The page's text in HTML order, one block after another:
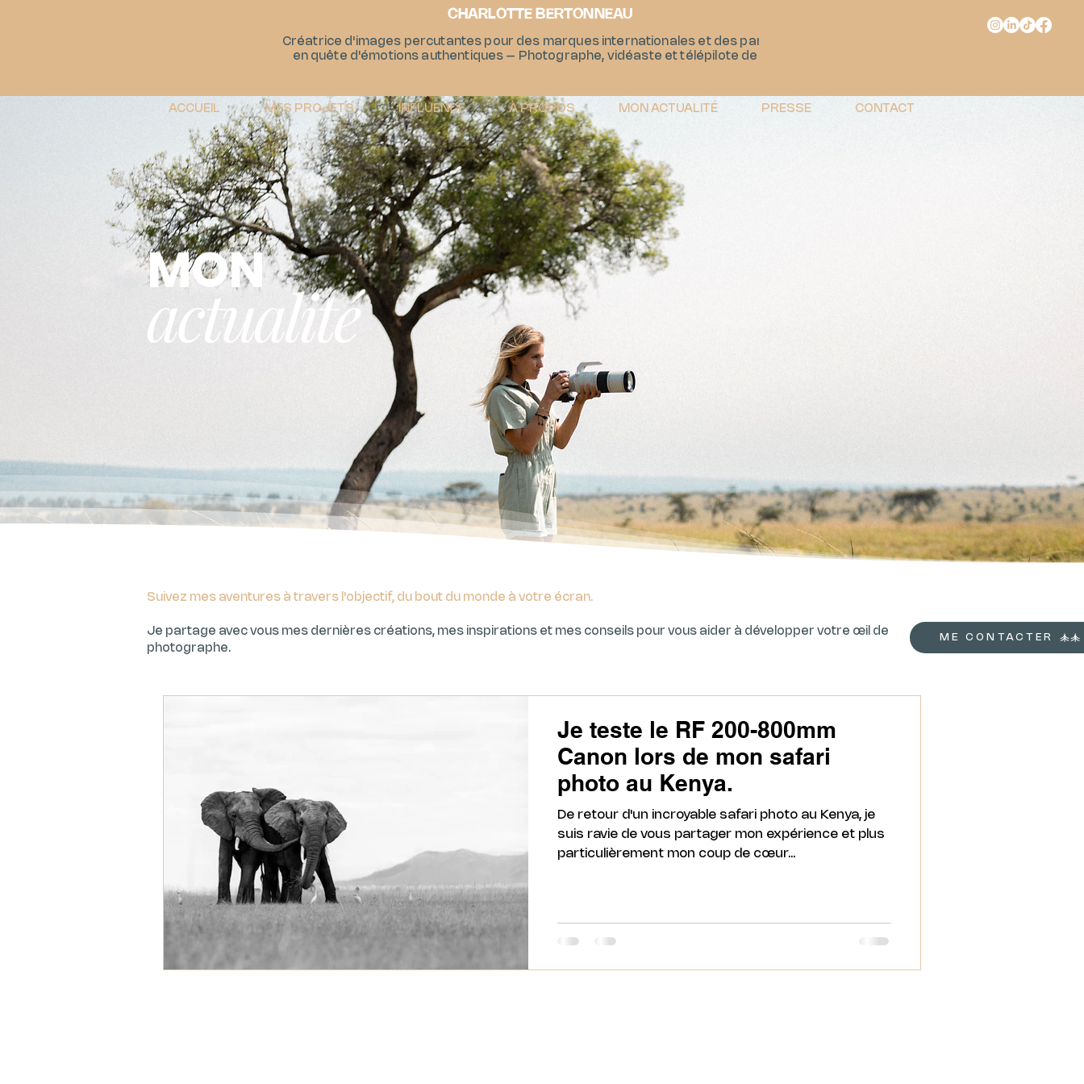
CHARLOTTE BERTONNEAU
Créatrice d'images percutantes pour des marques internationales et des particuliers
en quête d'émotions authentiques – Photographe, vidéaste et télépilote de drone.
ACCUEIL MES PROJETS INFLUENCE À PROPOS MON ACTUALITÉ PRESSE CONTACT
ME CONTACTER
MON
actualité
Suivez mes aventures à travers l'objectif, du bout du monde à votre écran.
Je partage avec vous mes dernières créations, mes inspirations et mes conseils pour vous aider à développer votre œil de
photographe.
Je teste le RF 200-800mm
Canon lors de mon safari
photo au Kenya.
De retour d'un incroyable safari photo au Kenya, je
suis ravie de vous partager mon expérience et plus
particulièrement mon coup de cœur...